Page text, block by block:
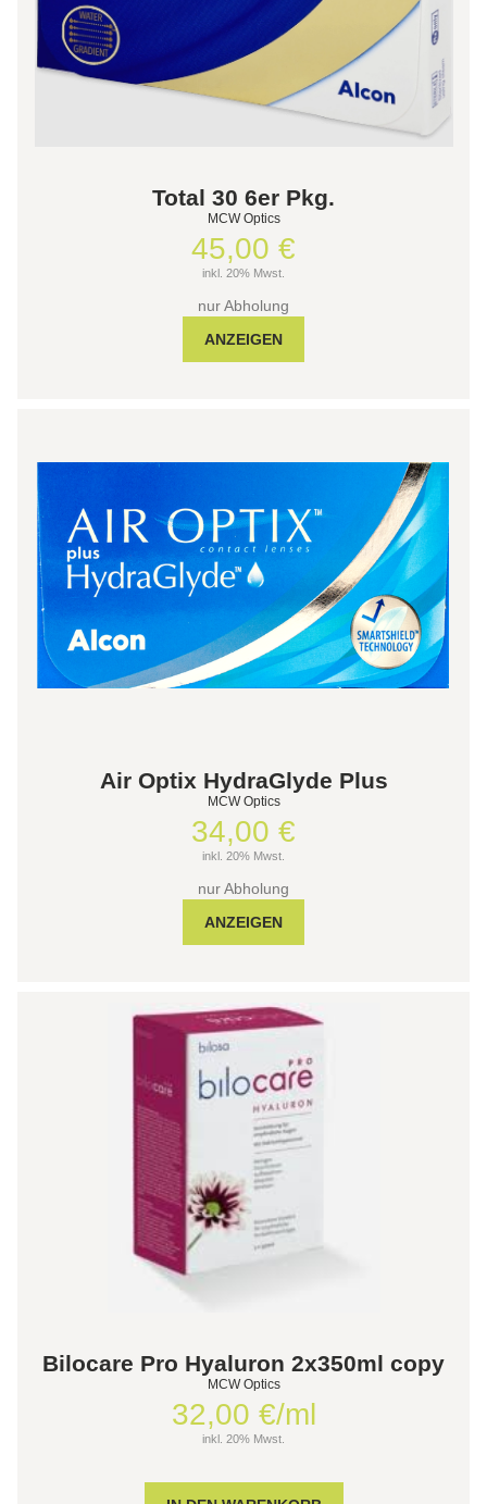
Total 30 6er Pkg.
MCW Optics
45,00 €
inkl. 20% Mwst.
nur Abholung
ANZEIGEN
Air Optix HydraGlyde Plus
MCW Optics
34,00 €
inkl. 20% Mwst.
nur Abholung
ANZEIGEN
Bilocare Pro Hyaluron 2x350ml copy
MCW Optics
32,00 €/ml
inkl. 20% Mwst.